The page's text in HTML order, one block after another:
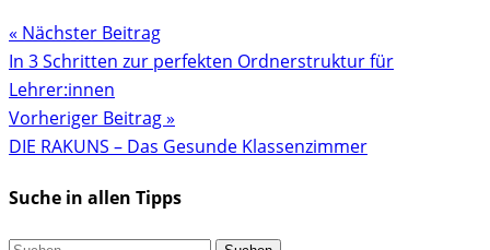
« Nächster Beitrag
In 3 Schritten zur perfekten Ordnerstruktur für
Lehrer:innen
Vorheriger Beitrag »
DIE RAKUNS – Das Gesunde Klassenzimmer
Suche in allen Tipps